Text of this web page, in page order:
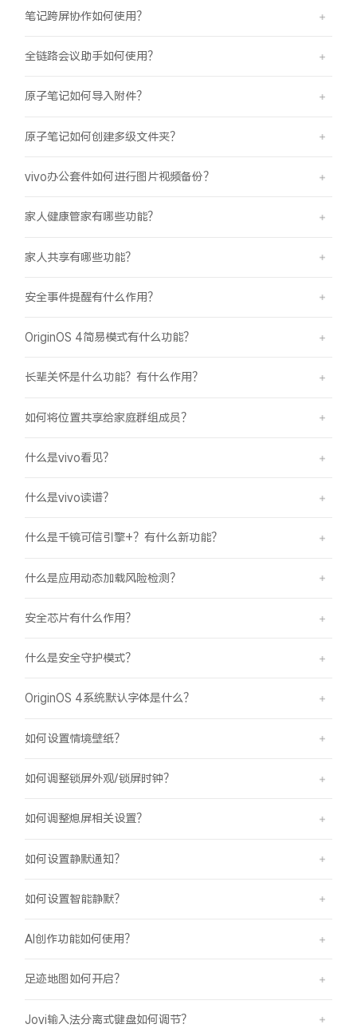
笔记跨屏协作如何使用？
全链路会议助手如何使用？
原子笔记如何导入附件？
原子笔记如何创建多级文件夹？
vivo办公套件如何进行图片视频备份？
家人健康管家有哪些功能？
家人共享有哪些功能？
安全事件提醒有什么作用？
OriginOS 4简易模式有什么功能？
长辈关怀是什么功能？有什么作用？
如何将位置共享给家庭群组成员？
什么是vivo看见？
什么是vivo读谱？
什么是千镜可信引擎+？有什么新功能？
什么是应用动态加载风险检测？
安全芯片有什么作用？
什么是安全守护模式？
OriginOS 4系统默认字体是什么？
如何设置情境壁纸？
如何调整锁屏外观/锁屏时钟？
如何调整熄屏相关设置？
如何设置静默通知？
如何设置智能静默？
AI创作功能如何使用？
足迹地图如何开启？
Jovi输入法分离式键盘如何调节？